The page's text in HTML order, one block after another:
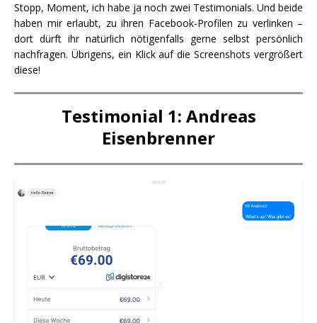
Stopp, Moment, ich habe ja noch zwei Testimonials. Und beide
haben mir erlaubt, zu ihren Facebook-Profilen zu verlinken –
dort dürft ihr natürlich nötigenfalls gerne selbst persönlich
nachfragen. Übrigens, ein Klick auf die Screenshots vergrößert
diese!
Testimonial 1: Andreas
Eisenbrenner